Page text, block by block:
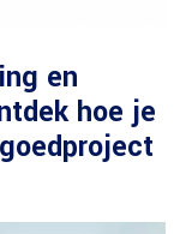
en
hoe je